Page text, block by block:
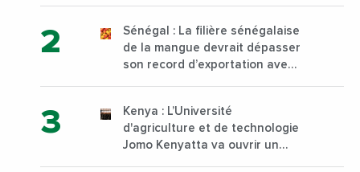
Sénégal : La filière sénégalaise
de la mangue devrait dépasser
son record d’exportation avec
Kenya : L’Université
d'agriculture et de technologie
Jomo Kenyatta va ouvrir un